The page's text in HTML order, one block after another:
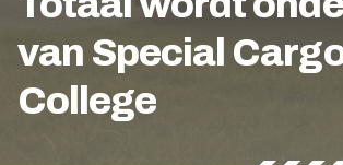
van Special
College
Opleidingen
Consultancy